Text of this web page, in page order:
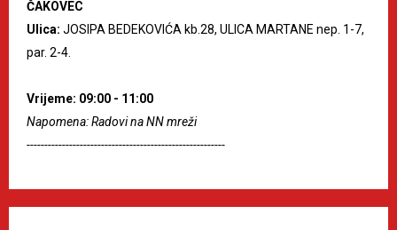
ČAKOVEC
Ulica: JOSIPA BEDEKOVIĆA kb.28, ULICA MARTANE nep. 1-7,
par. 2-4.
Vrijeme: 09:00 - 11:00
Napomena: Radovi na NN mreži
--------------------------------------------------------